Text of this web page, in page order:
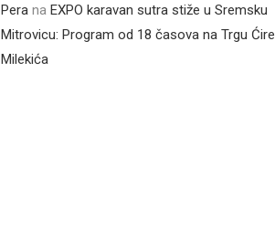
Pera naEXPO karavan sutra stiže u Sremsku
Mitrovicu: Program od 18 časova na Trgu Ćire
Milekića